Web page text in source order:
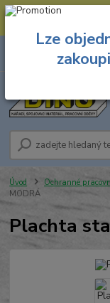
--- Spojovací materiál:
8.00 hod. - 16.00 hod.
Úvod Ochranné
MODRÁ
Plachta
Lze